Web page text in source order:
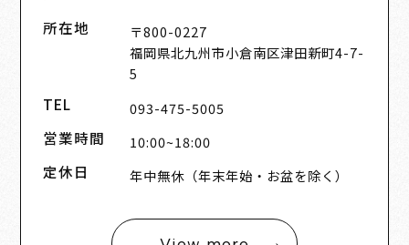
所在地
〒800-0227
福岡県北九州市小倉南区津田新町4-7-
5
TEL 093-475-5005
営業時間 10:00~18:00
定休日 年中無休（年末年始・お盆を除く）